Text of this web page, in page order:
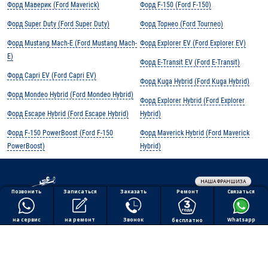
Форд Маверик (Ford Maverick)
Форд Super Duty (Ford Super Duty)
Форд Mustang Mach-E (Ford Mustang Mach-
E)
Форд Capri EV (Ford Capri EV)
Форд Mondeo Hybrid (Ford Mondeo Hybrid)
Форд Escape Hybrid (Ford Escape Hybrid)
Форд F-150 PowerBoost (Ford F-150
PowerBoost)
Форд F-150 (Ford F-150)
Форд Торнео (Ford Tourneo)
Форд Explorer EV (Ford Explorer EV)
Форд E-Transit EV (Ford E-Transit)
Форд Kuga Hybrid (Ford Kuga Hybrid)
Форд Explorer Hybrid (Ford Explorer
Hybrid)
Форд Maverick Hybrid (Ford Maverick
Hybrid)
НАША ФРАНШИЗА
Обработка персональных данных
Политика конфиденциальности
Полезная информация
Все права защищены © 2026 АВТОПИЛОТ
Позвонить
на сервис
Записаться
на ремонт
Заказать
Звонок
Ремонт
бесплатно
Связаться
Whatsapp